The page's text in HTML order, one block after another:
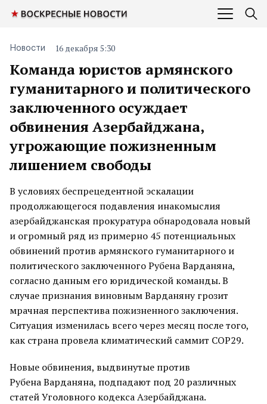
Команда юристов армянского
гуманитарного и политического
заключенного осуждает
обвинения Азербайджана,
угрожающие пожизненным
лишением свободы
Новости 16 декабря 5:30
В условиях беспрецедентной эскалации
продолжающегося подавления инакомыслия
азербайджанская прокуратура обнародовала новый
и огромный ряд из примерно 45 потенциальных
обвинений против армянского гуманитарного и
политического заключенного Рубена Варданяна,
согласно данным его юридической команды. В
случае признания виновным Варданяну грозит
мрачная перспектива пожизненного заключения.
Ситуация изменилась всего через месяц после того,
как страна провела климатический саммит COP29.
Новые обвинения, выдвинутые против
Рубена Варданяна, подпадают под 20 различных
статей Уголовного кодекса Азербайджана.